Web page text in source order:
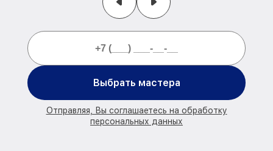
Выбрать мастера
Отправляя, Вы соглашаетесь на обработку
персональных данных